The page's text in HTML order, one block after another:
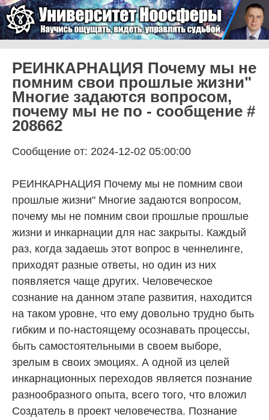
Университет Ноосферы
РЕИНКАРНАЦИЯ Почему мы не
помним свои прошлые жизни"
Многие задаются вопросом,
почему мы не по - сообщение #
208662
Сообщение от: 2024-12-02 05:00:00
РЕИНКАРНАЦИЯ Почему мы не помним свои
прошлые жизни" Многие задаются вопросом,
почему мы не помним свои прошлые прошлые
жизни и инкарнации для нас закрыты. Каждый
раз, когда задаешь этот вопрос в ченнелинге,
приходят разные ответы, но один из них
появляется чаще других. Человеческое
сознание на данном этапе развития, находится
на таком уровне, что ему довольно трудно быть
гибким и по-настоящему осознавать процессы,
быть самостоятельными в своем выборе,
зрелым в своих эмоциях. А одной из целей
инкарнационных переходов является познание
разнообразного опыта, всего того, что вложил
Создатель в проект человечества. Познание